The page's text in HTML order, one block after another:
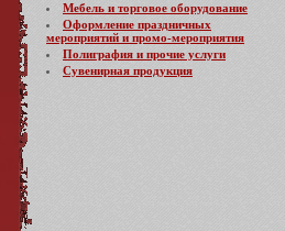
Мебель и торговое оборудование
Оформление праздничных
мероприятий и промо-мероприятия
Полиграфия и прочие услуги
Сувенирная продукция